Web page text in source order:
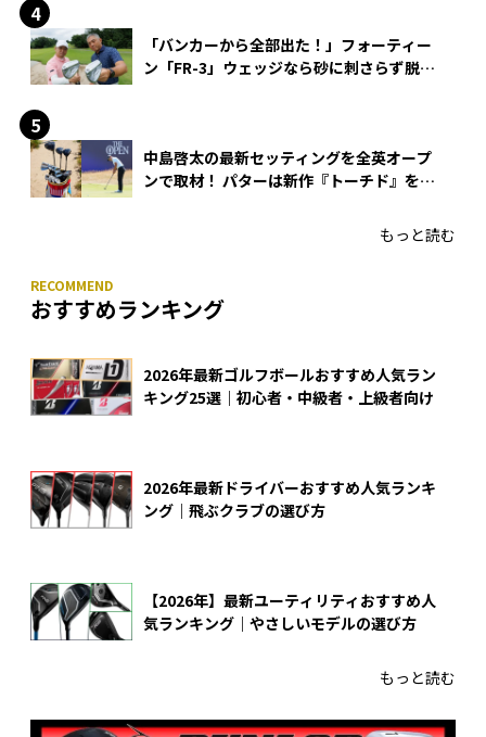
「バンカーから全部出た！」フォーティー
ン「FR-3」ウェッジなら砂に刺さらず脱出
中島啓太の最新セッティングを全英オープ
ンで取材！ パターは新作『トーチド』を投
もっと読む
おすすめランキング
2026年最新ゴルフボールおすすめ人気ラン
キング25選｜初心者・中級者・上級者向け
2026年最新ドライバーおすすめ人気ランキ
ング｜飛ぶクラブの選び方
【2026年】最新ユーティリティおすすめ人
気ランキング｜やさしいモデルの選び方
もっと読む